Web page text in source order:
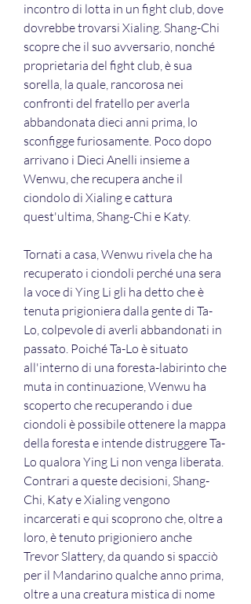
incontro di lotta in un fight club, dove
dovrebbe trovarsi Xialing. Shang-Chi
scopre che il suo avversario, nonché
proprietaria del fight club, è sua
sorella, la quale, rancorosa nei
confronti del fratello per averla
abbandonata dieci anni prima, lo
sconfigge furiosamente. Poco dopo
arrivano i Dieci Anelli insieme a
Wenwu, che recupera anche il
ciondolo di Xialing e cattura
quest'ultima, Shang-Chi e Katy.
Tornati a casa, Wenwu rivela che ha
recuperato i ciondoli perché una sera
la voce di Ying Li gli ha detto che è
tenuta prigioniera dalla gente di Ta-
Lo, colpevole di averli abbandonati in
passato. Poiché Ta-Lo è situato
all'interno di una foresta-labirinto che
muta in continuazione, Wenwu ha
scoperto che recuperando i due
ciondoli è possibile ottenere la mappa
della foresta e intende distruggere Ta-
Lo qualora Ying Li non venga liberata.
Contrari a queste decisioni, Shang-
Chi, Katy e Xialing vengono
incarcerati e qui scoprono che, oltre a
loro, è tenuto prigioniero anche
Trevor Slattery, da quando si spacciò
per il Mandarino qualche anno prima,
oltre a una creatura mistica di nome